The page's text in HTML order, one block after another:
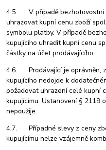
4.5. V případě bezhotovostní
uhrazovat kupní cenu zboží
symbolu platby. V případě
kupujícího uhradit kupní cenu
částky na účet prodávajícího.
4.6. Prodávající je oprávněn,
kupujícího nedojde k
požadovat uhrazení celé kupní
kupujícímu. Ustanovení § 2119
nepoužije.
4.7. Případné slevy z ceny
kupujícímu nelze vzájemně